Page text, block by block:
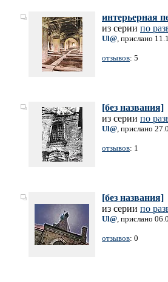
интерьерная
из серии по
Ul@, прислано
отзывов: 5
[без названия]
из серии по
Ul@, прислано
отзывов: 1
[без названия]
из серии по
Ul@, прислано
отзывов: 0